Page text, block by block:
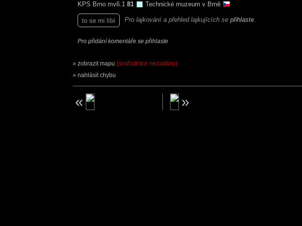
KPS Brno mv6.1 81 Technické muzeum v Brně
to se mi líbí Pro lajkování a přehled lajkujících se přihlaste.
Pro přidání komentáře se přihlaste
zobrazit mapu (souřadnice nezadány)
nahlásit chybu